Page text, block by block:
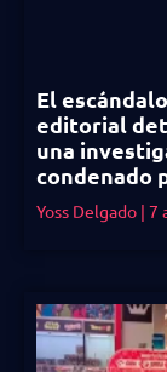
El
editorial
una
condenado
Yoss Delgado 7